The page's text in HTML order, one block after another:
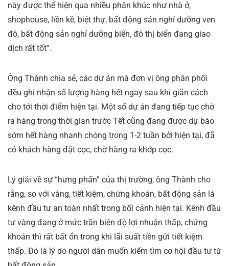
này được thể hiện qua nhiều phân khúc như nhà ở,
shophouse, liền kề, biệt thự, bất động sản nghỉ dưỡng ven
đô, bất động sản nghỉ dưỡng biển, đô thị biển đang giao
dịch rất tốt”.
Ông Thành chia sẻ, các dự án mà đơn vị ông phân phối
đều ghi nhận số lượng hàng hết ngay sau khi giãn cách
cho tới thời điểm hiện tại. Một số dự án đang tiếp tục chờ
ra hàng trong thời gian trước Tết cũng đang được dự báo
sớm hết hàng nhanh chóng trong 1-2 tuần bởi hiện tại, đã
có khách hàng đặt cọc, chờ hàng ra khớp cọc.
Lý giải về sự “hưng phấn” của thị trường, ông Thành cho
rằng, so với vàng, tiết kiệm, chứng khoán, bất động sản là
kênh đầu tư an toàn nhất trong bối cảnh hiện tại. Kênh đầu
tư vàng đang ở mức trần biên độ lợi nhuận thấp, chứng
khoán thì rất bất ổn trong khi lãi suất tiền gửi tiết kiệm
thấp. Đó là lý do người dân muốn kiếm tìm cơ hội đầu tư từ